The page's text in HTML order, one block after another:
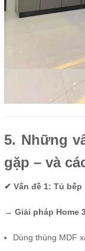
5. Những
gặp – và
✔ Vấn đề 1: Tủ
→ Giải pháp Home
Dùng thùng MDF